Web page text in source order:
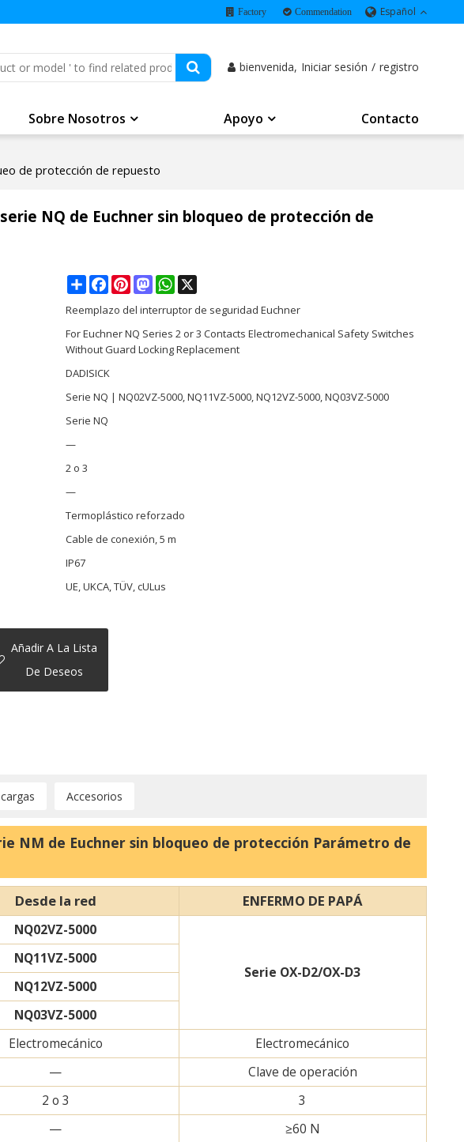
Factory Commendation Español
bienvenida, Iniciar sesión / registro
Sobre Nosotros Apoyo Contacto
de protección de repuesto
NQ de Euchner sin bloqueo de protección de
ShareFacebookPinterestMastodonWhatsApp
Reemplazo del interruptor de seguridad Euchner
For Euchner NQ Series 2 or 3 Contacts Electromechanical Safety Switches
Without Guard Locking Replacement
DADISICK
Serie NQ | NQ02VZ-5000, NQ11VZ-5000, NQ12VZ-5000, NQ03VZ-5000
Serie NQ
—
2 o 3
—
Termoplástico reforzado
Cable de conexión, 5 m
IP67
UE, UKCA, TÜV, cULus
Añadir A La Lista
De Deseos
Accesorios
NM de Euchner sin bloqueo de protección Parámetro de
Desde la red ENFERMO DE PAPÁ
NQ02VZ-5000
Serie OX-D2/OX-D3
NQ11VZ-5000
NQ12VZ-5000
NQ03VZ-5000
Electromecánico
Electromecánico
—
Clave de operación
2 o 3
3
—
≥60 N